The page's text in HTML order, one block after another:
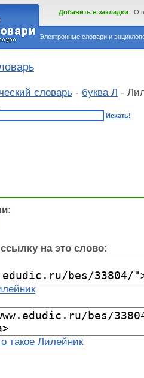
Электронные словари и
Добавить в закладки О
словарь - буква Л -
Искать!
на это слово:
такое Лилейник